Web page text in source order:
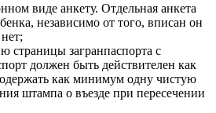
виде анкету. Отдельная анкета
независимо от того, вписан он
страницы загранпаспорта с
должен быть действителен как
как минимум одну чистую
штампа о въезде при пересечении